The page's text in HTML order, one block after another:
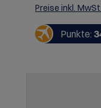
der federleichten
Spuren
anhaltend mit
Preise inkl.
Punkte: